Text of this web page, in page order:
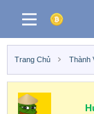
Trang Chủ Thành